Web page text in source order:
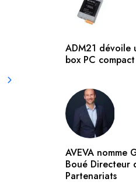
ADM21 dévoile
box PC compact
AVEVA nomme
Boué Directeur
Partenariats